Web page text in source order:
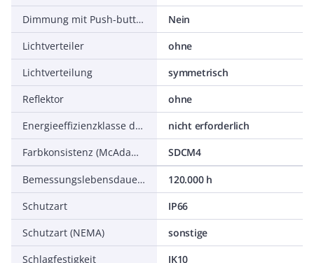
Dimmung mit Push-button
Nein
Lichtverteiler
ohne
Lichtverteilung
symmetrisch
Reflektor
ohne
Energieeffizienzklasse der Lichtquelle nach EU-Richtlinie 2019/2015
nicht erforderlich
Farbkonsistenz (McAdam-Ellipse)
SDCM4
Bemessungslebensdauer L70/B50 bei 25 °C
120.000 h
Schutzart
IP66
Schutzart (NEMA)
sonstige
Schlagfestigkeit
IK10